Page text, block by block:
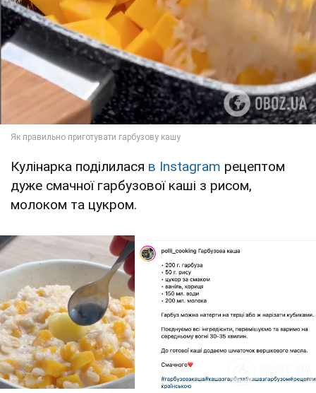
Кулінарка поділилася в Instagram рецептом
дуже смачної гарбузової каші з рисом,
молоком та цукром.